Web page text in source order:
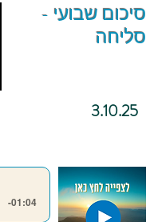
סיכום שבועי -
סליחה
3.10.25
-01:04